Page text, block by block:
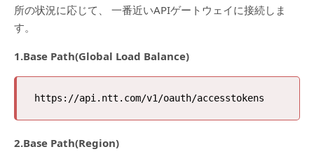
所の状況に応じて、 一番近いAPIゲートウェイに接続しま
す。
1.Base Path(Global Load Balance)
2.Base Path(Region)